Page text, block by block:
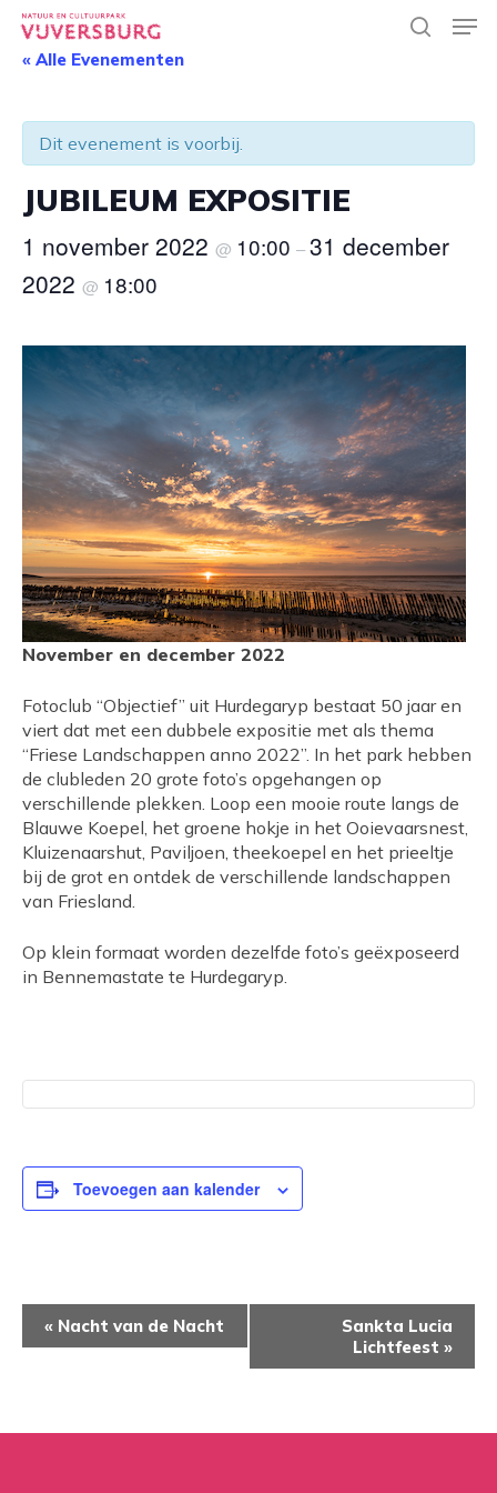
Skip
main« Alle Evenementen
Dit evenement is voorbij.
JUBILEUM EXPOSITIE
1 november 2022 @ 10:00 –31 december
2022 @ 18:00
November en december 2022
Fotoclub “Objectief” uit Hurdegaryp bestaat 50 jaar en
viert dat met een dubbele expositie met als thema
“Friese Landschappen anno 2022”. In het park hebben
de clubleden 20 grote foto’s opgehangen op
verschillende plekken. Loop een mooie route langs de
Blauwe Koepel, het groene hokje in het Ooievaarsnest,
Kluizenaarshut, Paviljoen, theekoepel en het prieeltje
bij de grot en ontdek de verschillende landschappen
van Friesland.
Op klein formaat worden dezelfde foto’s geëxposeerd
in Bennemastate te Hurdegaryp.
Toevoegen aan kalender
NAVIGATIE
« Nacht van de Nacht
Sankta Lucia
Lichtfeest »